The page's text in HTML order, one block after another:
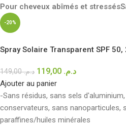
Pour cheveux abîmés et stressés
-20%
Spray Solaire Transparent SPF
د.م.149,00 د.م.
Ajouter au panier
-Sans résidus, sans sels
conservateurs, sans nanoparticules,
paraffines/huiles minérales